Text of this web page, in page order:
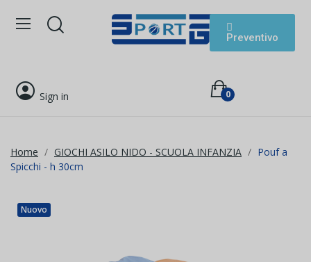
Preventivo
Sign in 0
Home GIOCHI ASILO NIDO - SCUOLA INFANZIA
Pouf a
Spicchi - h 30cm
Nuovo